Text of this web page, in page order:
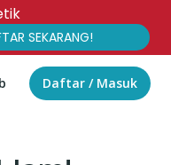
SEKARANG!
Daftar / Masuk